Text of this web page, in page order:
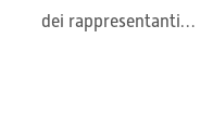
dei rappresentanti…